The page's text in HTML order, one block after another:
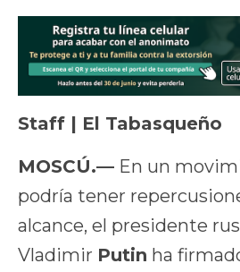
Staff | El Tabasqueño
MOSCÚ.— En un
podría tener
alcance, el presidente
Vladimir Putin ha